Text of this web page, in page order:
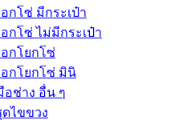
กโซ่ มีกระเป๋า
กโซ่ ไม่มีกระเป๋า
กโยกโซ่
อกโยกโซ่ มินิ
อช่าง อื่น ๆ
ไขขวง